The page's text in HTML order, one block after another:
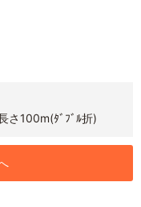
さ100m(ﾀﾞﾌﾞﾙ折)